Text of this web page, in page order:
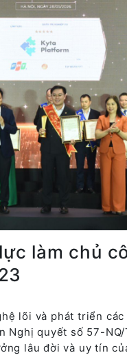
làm chủ
lõi và phát triển
quyết số 57-
lâu đời và uy tín